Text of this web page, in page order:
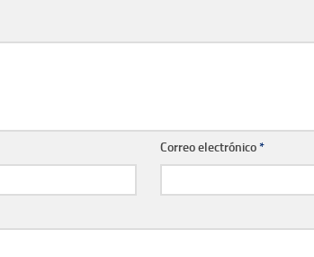
Correo electrónico*